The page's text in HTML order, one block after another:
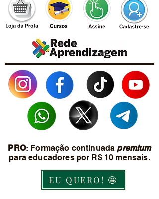
PRO: Formação continuada premium
para educadores por R$ 10 mensais.
EU QUERO! 🤩